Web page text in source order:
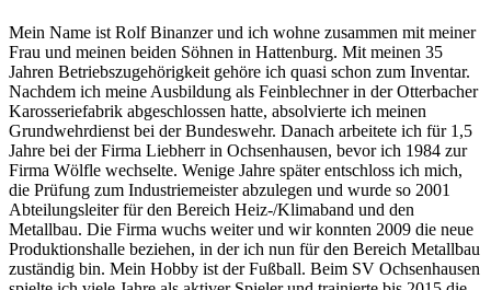
Mein Name ist Rolf Binanzer und ich wohne zusammen mit meiner
Frau und meinen beiden Söhnen in Hattenburg. Mit meinen 35
Jahren Betriebszugehörigkeit gehöre ich quasi schon zum Inventar.
Nachdem ich meine Ausbildung als Feinblechner in der Otterbacher
Karosseriefabrik abgeschlossen hatte, absolvierte ich meinen
Grundwehrdienst bei der Bundeswehr. Danach arbeitete ich für 1,5
Jahre bei der Firma Liebherr in Ochsenhausen, bevor ich 1984 zur
Firma Wölfle wechselte. Wenige Jahre später entschloss ich mich,
die Prüfung zum Industriemeister abzulegen und wurde so 2001
Abteilungsleiter für den Bereich Heiz-/Klimaband und den
Metallbau. Die Firma wuchs weiter und wir konnten 2009 die neue
Produktionshalle beziehen, in der ich nun für den Bereich Metallbau
zuständig bin. Mein Hobby ist der Fußball. Beim SV Ochsenhausen